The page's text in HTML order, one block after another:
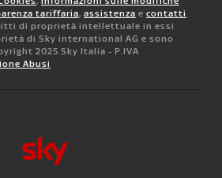
tariffaria, assistenza e contatti.
di proprietà intellettuale in essi
di Sky international AG e sono
2025 Sky Italia - P.IVA
Abusi